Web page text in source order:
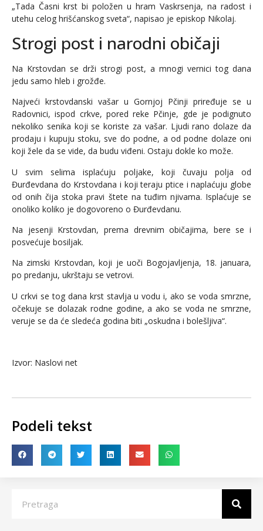
„Tada Časni krst bi položen u hram Vaskrsenja, na radost i
utehu celog hrišćanskog sveta“, napisao je episkop Nikolaj.
Strogi post i narodni običaji
Na Krstovdan se drži strogi post, a mnogi vernici tog dana
jedu samo hleb i grožđe.
Najveći krstovdanski vašar u Gornjoj Pčinji priređuje se u
Radovnici, ispod crkve, pored reke Pčinje, gde je podignuto
nekoliko senika koji se koriste za vašar. Ljudi rano dolaze da
prodaju i kupuju stoku, sve do podne, a od podne dolaze oni
koji žele da se vide, da budu viđeni. Ostaju dokle ko može.
U svim selima isplaćuju poljake, koji čuvaju polja od
Đurđevdana do Krstovdana i koji teraju ptice i naplaćuju globe
od onih čija stoka pravi štete na tuđim njivama. Isplaćuje se
onoliko koliko je dogovoreno ο Đurđevdanu.
Na jesenji Krstovdan, prema drevnim običajima, bere se i
posvećuje bosiljak.
Na zimski Krstovdan, koji je uoči Bogojavljenja, 18. januara,
po predanju, ukrštaju se vetrovi.
U crkvi se tog dana krst stavlja u vodu i, ako se voda smrzne,
očekuje se dolazak rodne godine, a ako se voda ne smrzne,
veruje se da će sledeća godina biti „oskudna i bolešljiva“.
Izvor: Naslovi net
Podeli tekst